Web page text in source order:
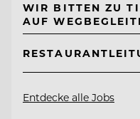
WIR BITTEN ZU
AUF
Entdecke alle Jobs